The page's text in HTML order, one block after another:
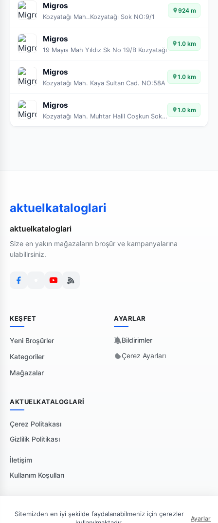
Migros
Kozyatağı Mah..Kozyatağı Sok NO:9/1
924 m
Migros
19 Mayıs Mah Yıldız Sk No 19/B Kozyatağı
1.0 km
Migros
Kozyatağı Mah. Kaya Sultan Cad. NO:58A
1.0 km
Migros
Kozyatağı Mah. Muhtar Halil Coşkun Sok No:5A-B
1.0 km
aktuelkataloglari
aktuelkataloglari
Size en yakın mağazaların broşür ve kampanyalarına
ulabilirsiniz.
KEŞFET
Yeni Broşürler
Kategoriler
Mağazalar
AYARLAR
Bildirimler
Çerez Ayarları
AKTUELKATALOGLARI
Çerez Politakası
Gizlilik Politikası
İletişim
Kullanım Koşulları
Sitemizden en iyi şekilde faydalanabilmeniz için çerezler
Ayarlar